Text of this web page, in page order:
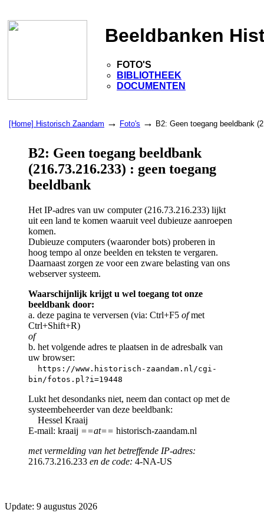
Beeldbanken
FOTO'S
BIBLIOTHEEK
DOCUMENTEN
[Home] Historisch Zaandam → Foto's → B2: Geen toegang beeldbank
B2: Geen toegang beeldbank
(216.73.216.233) : geen toegang
beeldbank
Het IP-adres van uw computer (216.73.216.233) lijkt
uit een land te komen waaruit veel dubieuze aanroepen
komen.
Dubieuze computers (waaronder bots) proberen in
hoog tempo al onze beelden en teksten te vergaren.
Daarnaast zorgen ze voor een zware belasting van ons
webserver systeem.
Waarschijnlijk krijgt u wel toegang tot onze
beeldbank door:
a. deze pagina te verversen (via: Ctrl+F5 ofmet
Ctrl+Shift+R)
of
b. het volgende adres te plaatsen in de adresbalk van
uw browser:
https://www.historisch-zaandam.nl/cgi-
bin/fotos.pl?i=19448
Lukt het desondanks niet, neem dan contact op met de
systeembeheerder van deze beeldbank:
Hessel Kraaij
E-mail: kraaij ==at== historisch-zaandam.nl
met vermelding van het betreffende IP-adres:
216.73.216.233 en de code: 4-NA-US
Update: 9 augustus 2026